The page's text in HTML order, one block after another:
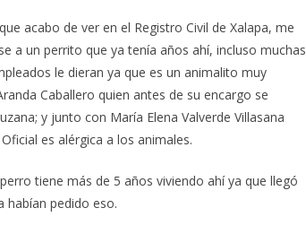
acabo de ver en el Registro Civil de Xalapa, me
a un perrito que ya tenía años ahí, incluso muchas
le dieran ya que es un animalito muy
Caballero quien antes de su encargo se
y junto con María Elena Valverde Villasana
es alérgica a los animales.
tiene más de 5 años viviendo ahí ya que llegó
habían pedido eso.